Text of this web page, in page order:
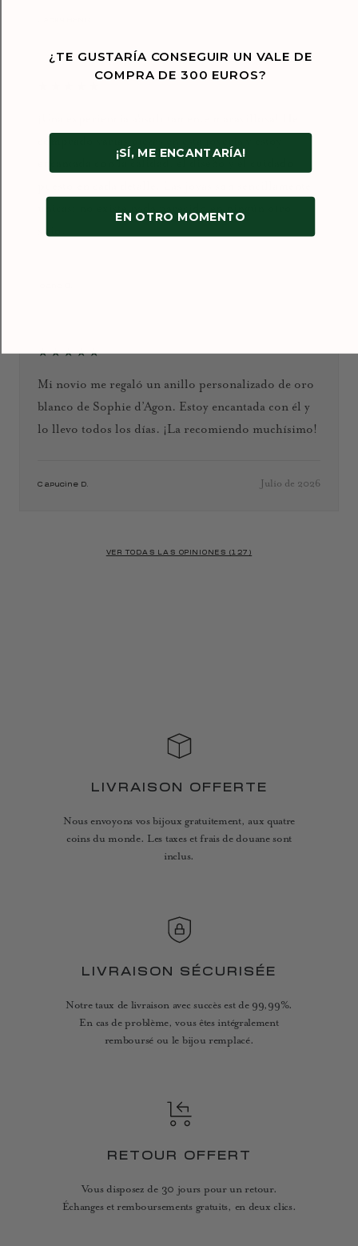
encantada con la calidad, el diseño y el cuidado
sitio.
★★★★★
Mi novio me regaló un anillo personalizado de oro
blanco de Sophie d’Agon. Estoy encantada con él y
lo llevo todos los días. ¡La recomiendo muchísimo!
Capucine D. Julio de 2026
VER TODAS LAS OPINIONES (127)
LIVRAISON OFFERTE
Nous envoyons vos bijoux gratuitement, aux quatre
coins du monde. Les taxes et frais de douane sont
inclus.
LIVRAISON SÉCURISÉE
Notre taux de livraison avec succès est de 99,99%.
En cas de problème, vous êtes intégralement
remboursé ou le bijou remplacé.
RETOUR OFFERT
Vous disposez de 30 jours pour un retour.
Échanges et remboursements gratuits, en deux clics.
¿TE GUSTARÍA CONSEGUIR UN VALE DE
COMPRA DE 300 EUROS?
¡SÍ, ME ENCANTARÍA!
EN OTRO MOMENTO